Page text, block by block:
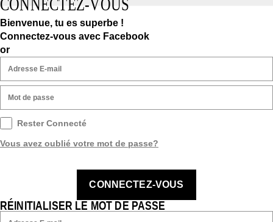
CONNECTEZ-VOUS
Bienvenue, tu es superbe !
Connectez-vous avec Facebook
or
Rester Connecté
Vous avez oublié votre mot de passe?
CONNECTEZ-VOUS
RÉINITIALISER LE MOT DE PASSE